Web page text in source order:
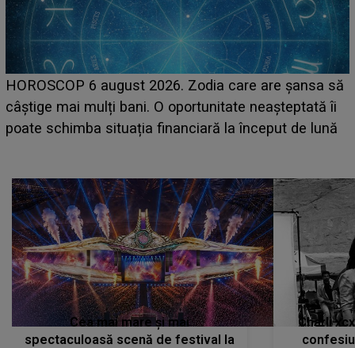
LINE-UP UNTOLD ONE, prima zi. Cine sunt artiștii
care deschid festivalul și de la ce ore au loc cele mai
așteptate concerte pe scena principală?
Cea mai mare și mai
spectaculoasă scenă de festival la
Charli